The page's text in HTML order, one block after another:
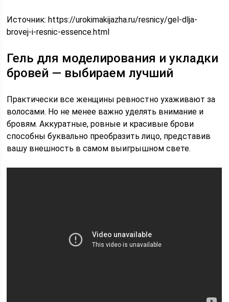
Источник:https://urokimakijazha.ru/resnicy/gel-dlja-
brovej-i-resnic-essence.html
Гель для моделирования и укладки
бровей — выбираем лучший
Практически все женщины ревностно ухаживают за
волосами. Но не менее важно уделять внимание и
бровям. Аккуратные, ровные и красивые брови
способны буквально преобразить лицо, представив
вашу внешность в самом выигрышном свете.